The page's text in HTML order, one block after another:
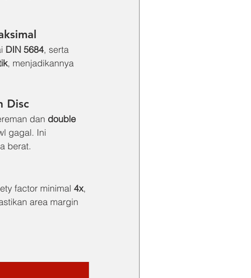
DIN 5684, serta
, menjadikannya
Disc
dan double
gagal. Ini
berat.
factor minimal 4x,
area margin